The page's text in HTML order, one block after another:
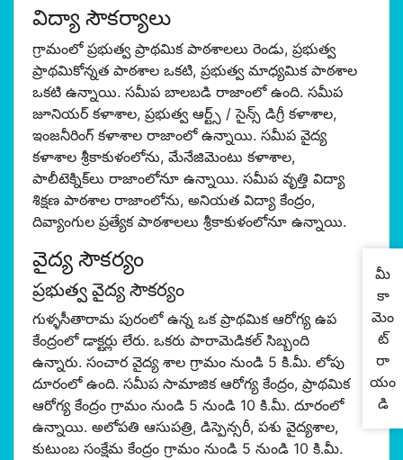
విద్యా సౌకర్యాలు
గ్రామంలో ప్రభుత్వ ప్రాథమిక పాఠశాలలు రెండు, ప్రభుత్వ
ప్రాథమికోన్నత పాఠశాల ఒకటి, ప్రభుత్వ మాధ్యమిక పాఠశాల
ఒకటి ఉన్నాయి. సమీప బాలబడి రాజాంలో ఉంది. సమీప
జూనియర్ కళాశాల, ప్రభుత్వ ఆర్ట్స్ / సైన్స్ డిగ్రీ కళాశాల,
ఇంజనీరింగ్ కళాశాల రాజాంలో ఉన్నాయి. సమీప వైద్య
కళాశాల శ్రీకాకుళంలోను, మేనేజిమెంటు కళాశాల,
పాలీటెక్నిక్‌లు రాజాంలోనూ ఉన్నాయి. సమీప వృత్తి విద్యా
శిక్షణ పాఠశాల రాజాంలోను, అనియత విద్యా కేంద్రం,
దివ్యాంగుల ప్రత్యేక పాఠశాల‌లు శ్రీకాకుళంలోనూ ఉన్నాయి.
వైద్య సౌకర్యం
ప్రభుత్వ వైద్య సౌకర్యం
గుళ్ళసీతారామ పురంలో ఉన్న ఒక ప్రాథమిక ఆరోగ్య ఉప
కేంద్రంలో డాక్టర్లు లేరు. ఒకరు పారామెడికల్ సిబ్బంది
ఉన్నారు. సంచార వైద్య శాల గ్రామం నుండి 5 కి.మీ. లోపు
దూరంలో ఉంది. సమీప సామాజిక ఆరోగ్య కేంద్రం, ప్రాథమిక
ఆరోగ్య కేంద్రం గ్రామం నుండి 5 నుండి 10 కి.మీ. దూరంలో
ఉన్నాయి. అలోపతి ఆసుపత్రి, డిస్పెన్సరీ, పశు వైద్యశాల,
కుటుంబ సంక్షేమ కేంద్రం గ్రామం నుండి 5 నుండి 10 కి.మీ.
మీ
కా
మెం
ట్
రా
యం
డి